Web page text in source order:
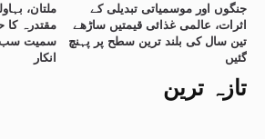
تازہ ترین
مقتدرہ کا
سمیت سب
انکار
جنگوں اور موسمیاتی تبدیلی کے
اثرات، عالمی غذائی قیمتیں ساڑھے
تین سال کی بلند ترین سطح پر پہنچ
گئیں